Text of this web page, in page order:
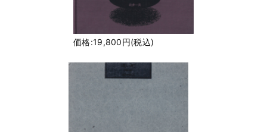
価格:19,800円(税込)